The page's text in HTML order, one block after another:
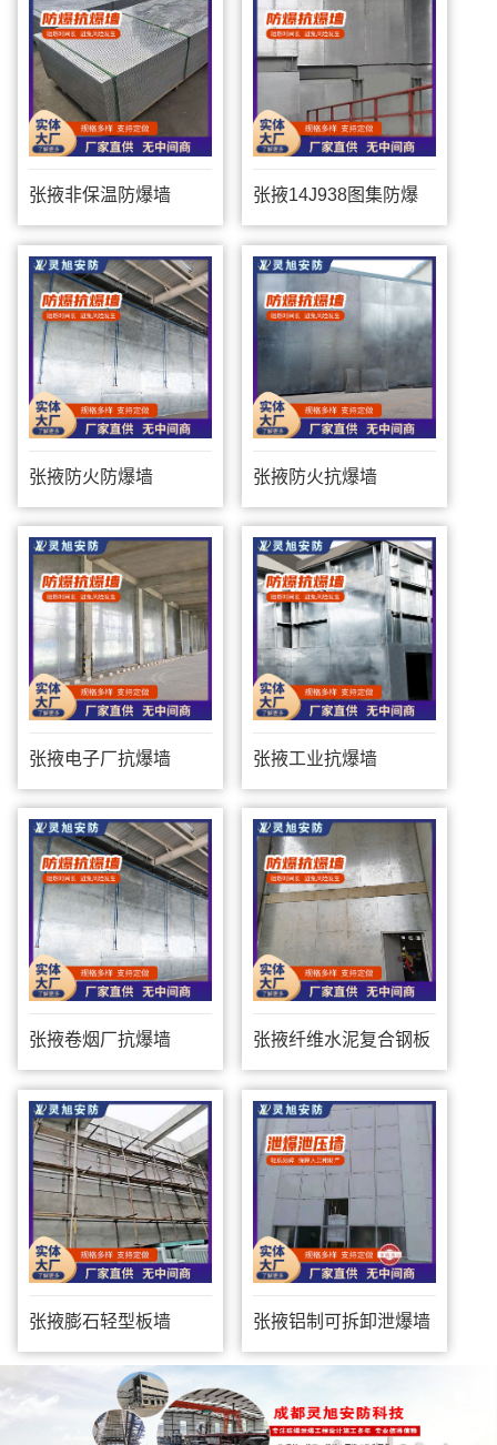
张掖非保温防爆墙 张掖14J938图集防爆
墙
张掖防火防爆墙 张掖防火抗爆墙
张掖电子厂抗爆墙 张掖工业抗爆墙
张掖卷烟厂抗爆墙 张掖纤维水泥复合钢板
防爆墙
张掖膨石轻型板墙 张掖铝制可拆卸泄爆墙